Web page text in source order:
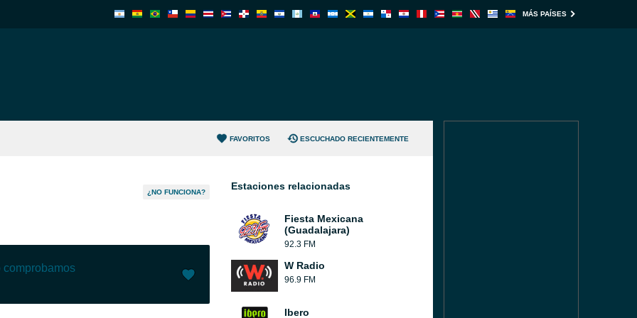
MÁS PAÍSES
FAVORITOS ESCUCHADO RECIENTEMENTE
¿NO FUNCIONA?
comprobamos
Estaciones relacionadas
Fiesta Mexicana
(Guadalajara)
92.3 FM
W Radio
96.9 FM
Ibero